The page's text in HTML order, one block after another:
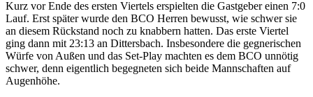
Kurz vor Ende des ersten Viertels erspielten die Gastgeber einen 7:0
Lauf. Erst später wurde den BCO Herren bewusst, wie schwer sie
an diesem Rückstand noch zu knabbern hatten. Das erste Viertel
ging dann mit 23:13 an Dittersbach. Insbesondere die gegnerischen
Würfe von Außen und das Set-Play machten es dem BCO unnötig
schwer, denn eigentlich begegneten sich beide Mannschaften auf
Augenhöhe.